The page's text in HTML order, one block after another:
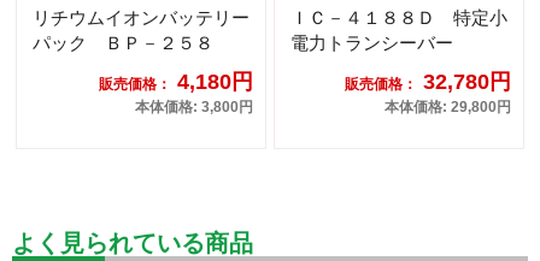
リチウムイオンバッテリー
パック ＢＰ－２５８
販売価格： 4,180円
本体価格: 3,800円
ＩＣ－４１８８Ｄ 特定小
電力トランシーバー
販売価格： 32,780円
本体価格: 29,800円
よく見られている商品